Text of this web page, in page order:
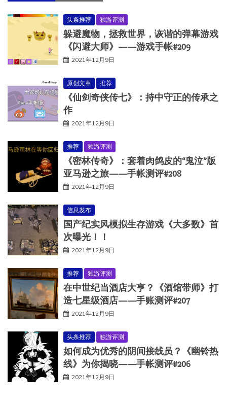
头条推荐 独游评测
躲避魔物，拯救世界，诙谐的弹幕游戏
《闪避大师》——游戏手帐#209
2021年12月9日
原创文章 推荐
《仙剑奇侠传七》：持中守正的传承之
作
2021年12月9日
推荐 独游评测
《密林传奇》：套着肉鸽皮的“鬼泣”版
亚马逊之旅——手帐测评#208
2021年12月9日
信息发布
国产纪实风模拟生存游戏《大多数》首
次曝光！！
2021年12月9日
推荐 独游评测
在中世纪当酒店大亨？《酒馆带师》打
造七星级酒店——手账测评#207
2021年12月9日
头条推荐 独游评测
如何成为优秀的阴间接线员？《幽铃热
线》为你揭晓——手帐测评#206
2021年12月9日